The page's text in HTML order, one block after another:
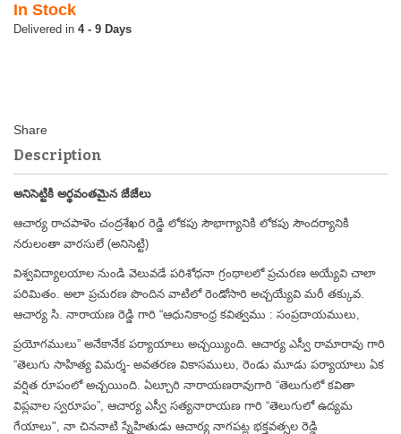
In Stock
4 - 9 Days
Description
అనిసెట్టికి అర్థవంతమైన జేజేలు
ఆచార్య రాచపాళెం చంద్రశేఖర రెడ్డి లోకపు సౌభాగ్యానికి లోకపు సౌందర్యానికి
నరులంతా వారసులే (అనిసెట్టి)
విశ్వవిద్యాలయాల నుండి వెలువడే పరిశోధనా గ్రంథాలలో ప్రచురణ అయ్యేవి చాలా
పరిమితం. అలా ప్రచురణ పొందిన వాటిలో రెండోసారి అచ్చయ్యేవి మరీ తక్కువ.
ఆచార్య సి. నారాయణ రెడ్డి గారి “ఆధునికాంధ్ర కవిత్వము : సంప్రదాయములు,
ప్రయోగములు” అనేకానేక పర్యాయాలు అచ్చయ్యింది. ఆచార్య ఎస్వీ రామారావు గారి
“తెలుగు సాహిత్య విమర్శ- అవతరణ వికాసములు, రెండు మూడు పర్యాయాలు ఏక
వర్షిత రూపంలో అచ్చయింది. ఏల్చూరి నారాయణరావుగారి “తెలుగులో కవితా
విప్లవాల స్వరూపం”, ఆచార్య ఎస్వీ సత్యనారాయణ గారి “తెలుగులో ఉద్యమ
గేయాలు", నా చిననాటి స్నేహితుడు ఆచార్య నాగపట్ల భక్తవత్సల రెడ్డి